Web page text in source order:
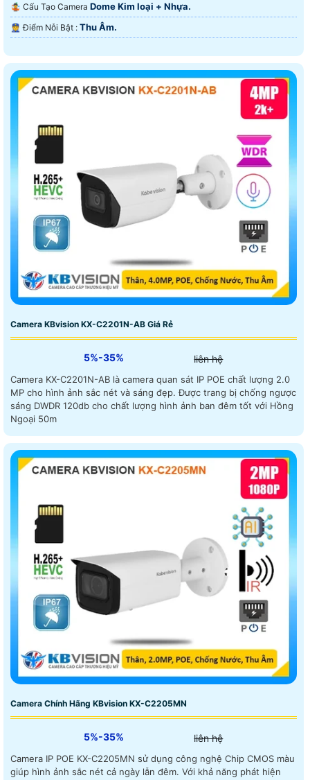
🤹 Cấu Tạo Camera Dome Kim loại + Nhựa.
️👮 Điểm Nỗi Bật : Thu Âm.
Camera KBvision KX-C2201N-AB Giá Rẻ
5%-35% liên hệ
Camera KX-C2201N-AB là camera quan sát IP POE chất lượng 2.0
MP cho hình ảnh sắc nét và sáng đẹp. Được trang bị chống ngược
sáng DWDR 120db cho chất lượng hình ảnh ban đêm tốt với Hồng
Ngoại 50m
Camera Chính Hãng KBvision KX-C2205MN
5%-35% liên hệ
Camera IP POE KX-C2205MN sử dụng công nghệ Chip CMOS màu
giúp hình ảnh sắc nét cả ngày lẫn đêm. Với khả năng phát hiện